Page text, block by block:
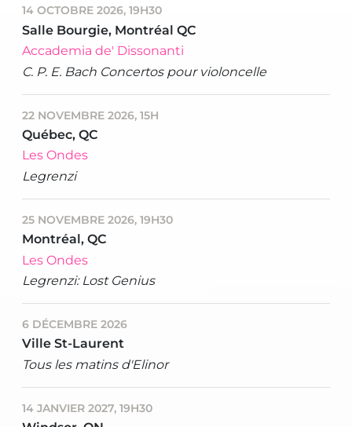
14 OCTOBRE 2026, 19H30
Salle Bourgie, Montréal QC
Accademia de' Dissonanti
C. P. E. Bach Concertos pour violoncelle
22 NOVEMBRE 2026, 15H
Québec, QC
Les Ondes
Legrenzi
25 NOVEMBRE 2026, 19H30
Montréal, QC
Les Ondes
Legrenzi: Lost Genius
6 DÉCEMBRE 2026
Ville St-Laurent
Tous les matins d'Elinor
14 JANVIER 2027, 19H30